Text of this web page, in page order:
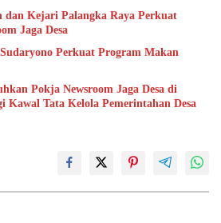
dan Kejari Palangka Raya Perkuat
Jaga Desa
Perkuat Program Makan
Pokja Newsroom Jaga Desa di
Kawal Tata Kelola Pemerintahan Desa